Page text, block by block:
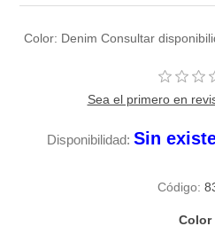
Color: Denim Consultar
Sea el primero en
Disponibilidad: Sin
Código:
Color